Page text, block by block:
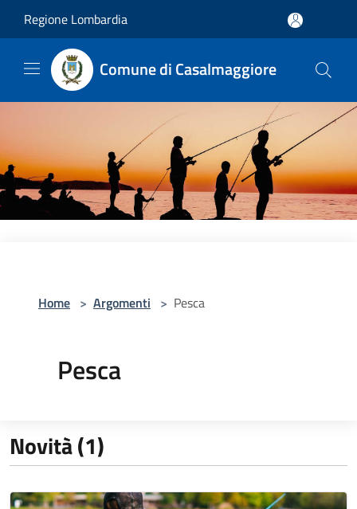
Regione Lombardia
Comune di Casalmaggiore
Home > Argomenti > Pesca
Pesca
Novità (1)